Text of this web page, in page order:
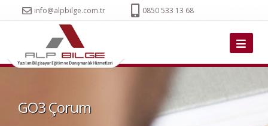
info@alpbilge.com.tr 0850 533 13 68
GO3 Çorum